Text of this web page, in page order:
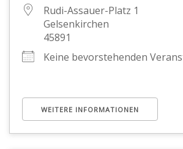
Rudi-Assauer-Platz 1
Gelsenkirchen
45891
Keine bevorstehenden
WEITERE INFORMATIONEN